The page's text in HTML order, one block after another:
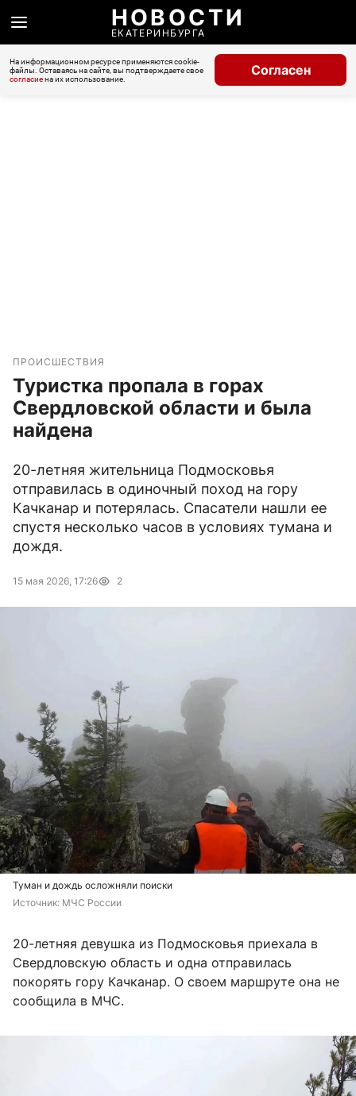
НОВОСТИ
ЕКАТЕРИНБУРГА
На информационном ресурсе применяются cookie-
файлы. Оставаясь на сайте, вы подтверждаете свое
согласиена их использование.
Согласен
ПРОИСШЕСТВИЯ
Туристка пропала в горах
Свердловской области и была
найдена
20-летняя жительница Подмосковья
отправилась в одиночный поход на гору
Качканар и потерялась. Спасатели нашли ее
спустя несколько часов в условиях тумана и
дождя.
15 мая 2026, 17:26 2
Туман и дождь осложняли поиски
Источник: МЧС России
20-летняя девушка из Подмосковья приехала в
Свердловскую область и одна отправилась
покорять гору Качканар. О своем маршруте она не
сообщила в МЧС.